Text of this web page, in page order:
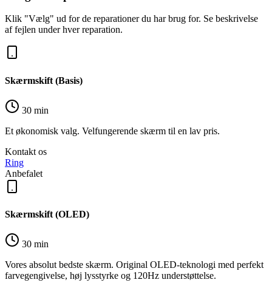
Klik "Vælg" ud for de reparationer du har brug for. Se beskrivelse
af fejlen under hver reparation.
Skærmskift (Basis)
30 min
Et økonomisk valg. Velfungerende skærm til en lav pris.
Kontakt os
Ring
Anbefalet
Skærmskift (OLED)
30 min
Vores absolut bedste skærm. Original OLED-teknologi med perfekt
farvegengivelse, høj lysstyrke og 120Hz understøttelse.